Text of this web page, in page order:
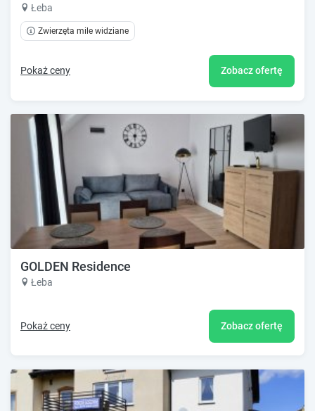
Łeba
Zwierzęta mile widziane
Pokaż ceny Zobacz ofertę
GOLDEN Residence
Łeba
Pokaż ceny Zobacz ofertę